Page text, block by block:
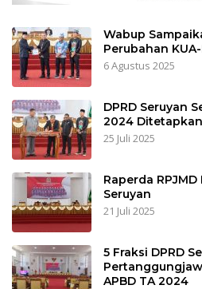
Wabup
Perubahan
6 Agustus 2025
DPRD Seruyan
2024
25 Juli 2025
Raperda
Seruyan
21 Juli 2025
5 Fraksi DPRD
APBD TA 2024